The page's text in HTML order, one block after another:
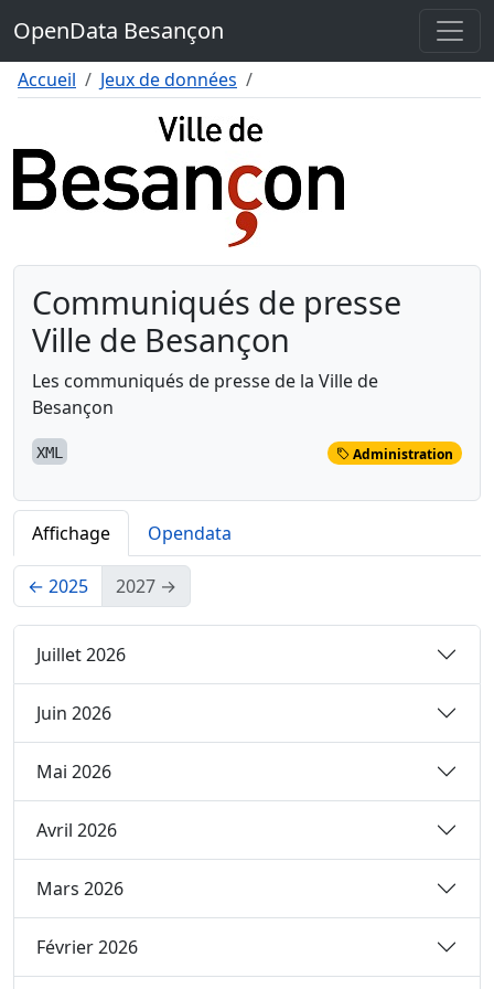
Menu
Pied de page
OpenData Besançon
Accueil Jeux de données
Communiqués de presse
Ville de Besançon
Les communiqués de presse de la Ville de
Besançon
XML Administration
Affichage Opendata
← 2025 2027 →
Juillet 2026
Juin 2026
Mai 2026
Avril 2026
Mars 2026
Février 2026